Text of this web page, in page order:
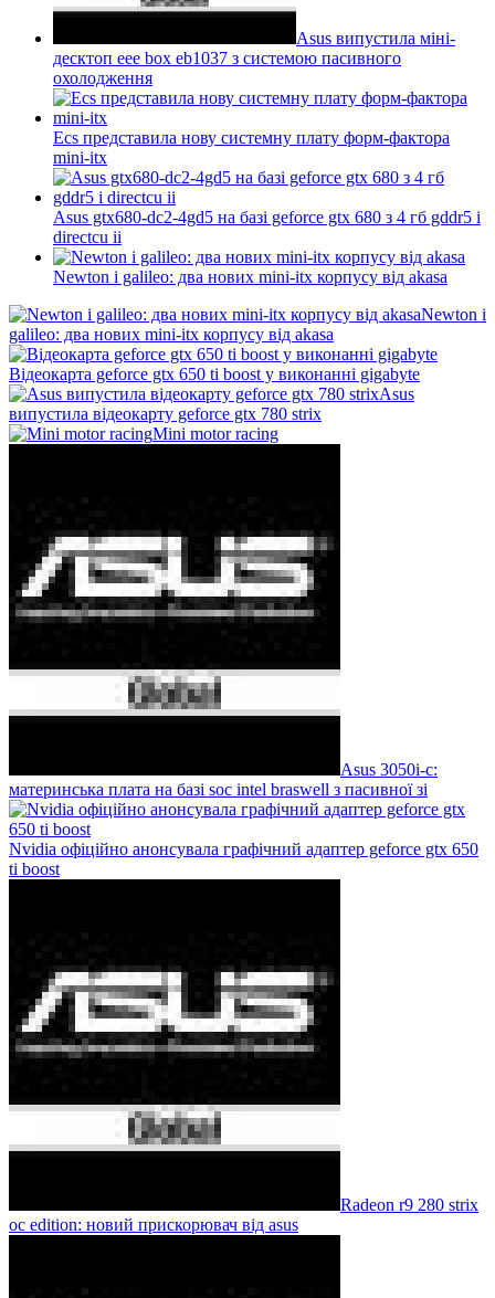
Asus випустила міні-
десктоп eee box eb1037 з системою пасивного
охолодження
Ecs представила нову системну плату форм-фактора
mini-itx
Asus gtx680-dc2-4gd5 на базі geforce gtx 680 з 4 гб gddr5 і
directcu ii
Newton і galileo: два нових mini-itx корпусу від akasa
Newton і
galileo: два нових mini-itx корпусу від akasa
Відеокарта geforce gtx 650 ti boost у виконанні gigabyte
Asus
випустила відеокарту geforce gtx 780 strix
Mini motor racing
Asus 3050i-c:
материнська плата на базі soc intel braswell з пасивної зі
Nvidia офіційно анонсувала графічний адаптер geforce gtx 650
ti boost
Radeon r9 280 strix
oc edition: новий прискорювач від asus